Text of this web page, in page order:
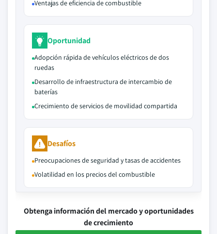
Ventajas de eficiencia de combustible
Oportunidad
Adopción rápida de vehículos eléctricos de dos
ruedas
Desarrollo de infraestructura de intercambio de
baterías
Crecimiento de servicios de movilidad compartida
Desafíos
Preocupaciones de seguridad y tasas de accidentes
Volatilidad en los precios del combustible
Obtenga información del mercado y oportunidades
de crecimiento